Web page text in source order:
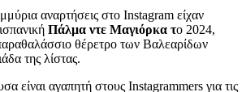
αναρτήσεις στο Instagram είχαν
Πάλμα ντε Μαγιόρκα το 2024,
θέρετρο των Βαλεαρίδων
της λίστας.
είναι αγαπητή στους Instagrammers για τις